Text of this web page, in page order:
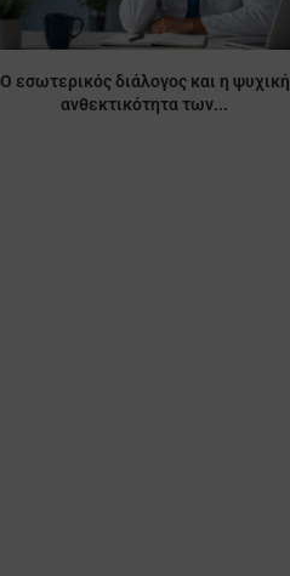
Ο εσωτερικός διάλογος και η ψυχική
ανθεκτικότητα των...